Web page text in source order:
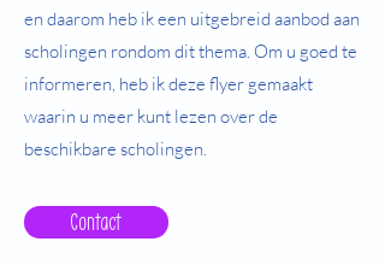
en daarom heb ik een uitgebreid aanbod aan
scholingen rondom dit thema. Om u goed te
informeren, heb ik deze flyer gemaakt
waarin u meer kunt lezen over de
beschikbare scholingen.
Contact